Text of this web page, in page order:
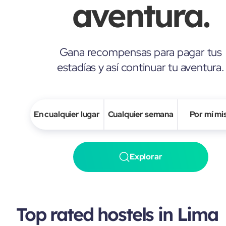
aventura.
Gana recompensas para pagar tus
estadías y así continuar tu aventura.
En cualquier lugar Cualquier semana Por mí
Explorar
Top rated hostels in Lima